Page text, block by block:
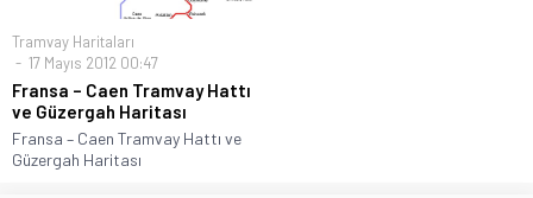
Tramvay Haritaları
17 Mayıs 2012 00:47
Fransa – Caen Tramvay Hattı
ve Güzergah Haritası
Fransa – Caen Tramvay Hattı ve
Güzergah Haritası